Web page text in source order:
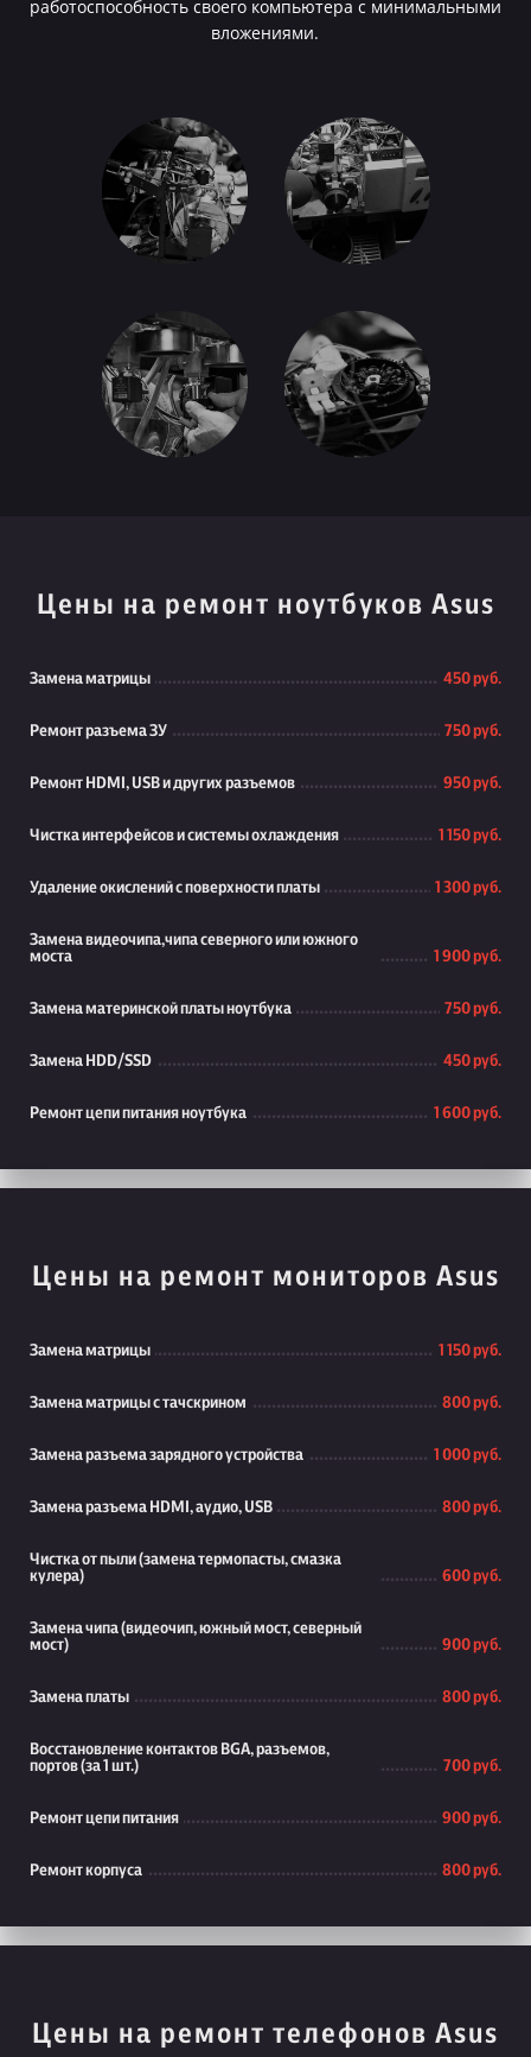
работоспособность своего компьютера с минимальными
вложениями.
Цены на ремонт ноутбуков Asus
Замена матрицы 450 руб.
Ремонт разъема ЗУ 750 руб.
Ремонт HDMI, USB и других разъемов 950 руб.
Чистка интерфейсов и системы охлаждения 1 150 руб.
Удаление окислений с поверхности платы 1 300 руб.
Замена видеочипа,чипа северного или южного
моста
1 900 руб.
Замена материнской платы ноутбука 750 руб.
Замена HDD/SSD 450 руб.
Ремонт цепи питания ноутбука 1 600 руб.
Цены на ремонт мониторов Asus
Замена матрицы 1 150 руб.
Замена матрицы с тачскрином 800 руб.
Замена разъема зарядного устройства 1 000 руб.
Замена разъема HDMI, аудио, USB 800 руб.
Чистка от пыли (замена термопасты, смазка
кулера)
600 руб.
Замена чипа (видеочип, южный мост, северный
мост)
900 руб.
Замена платы 800 руб.
Восстановление контактов BGA, разъемов,
портов (за 1 шт.)
700 руб.
Ремонт цепи питания 900 руб.
Ремонт корпуса 800 руб.
Цены на ремонт телефонов Asus